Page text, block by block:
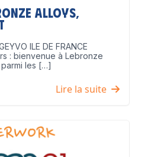
Alloys,
ILE DE FRANCE
: bienvenue à Lebronze
les […]
Lire la suite